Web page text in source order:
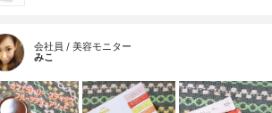
会社員 / 美容モニター
みこ